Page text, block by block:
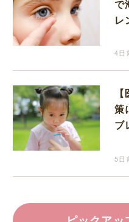
で
レ
4日
策
ブ
5日